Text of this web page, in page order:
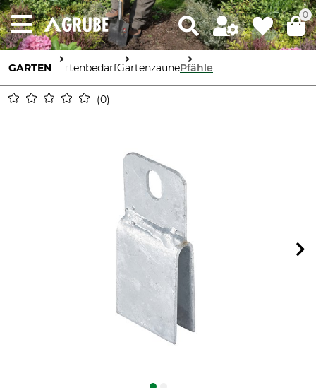
0
GARTEN GartenbedarfGartenzäunePfähle
0